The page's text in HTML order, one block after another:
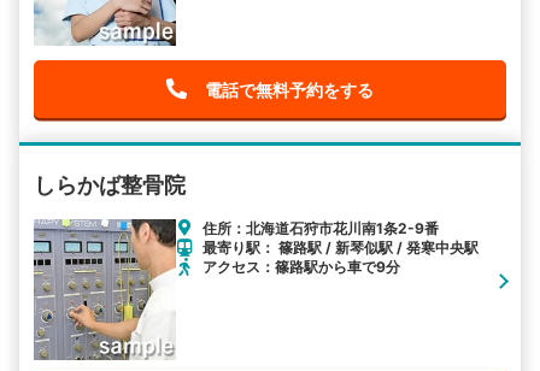
電話で無料予約をする
しらかば整骨院
住所：北海道石狩市花川南1条2-9番
最寄り駅： 篠路駅 / 新琴似駅 / 発寒中央駅
アクセス：篠路駅から車で9分